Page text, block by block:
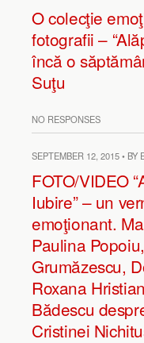
O colecţie
fotografii –
încă o
Suţu
NO RESPONSES
SEPTEMBER 12, 2015 • BY
FOTO/VIDEO
Iubire” – un
emoţionant.
Paulina
Grumăzescu,
Roxana
Bădescu
Cristinei